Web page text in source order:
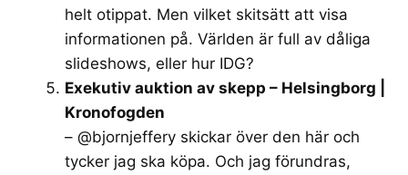
helt otippat. Men vilket skitsätt att visa
informationen på. Världen är full av dåliga
slideshows, eller hur IDG?
Exekutiv auktion av skepp – Helsingborg |
Kronofogden
– @bjornjeffery skickar över den här och
tycker jag ska köpa. Och jag förundras,